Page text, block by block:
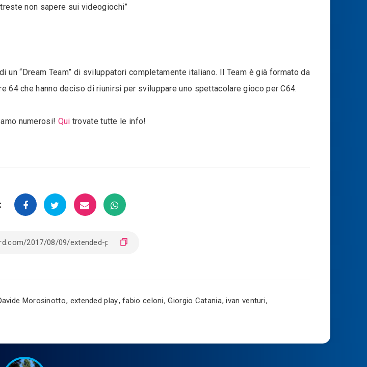
non sapere sui videogiochi”
un “Dream Team” di sviluppatori completamente italiano. Il Team è già formato da
64 che hanno deciso di riunirsi per sviluppare uno spettacolare gioco per C64.
numerosi! Qui trovate tutte le info!
Morosinotto, extended play,fabio celoni,Giorgio Catania,ivan venturi,